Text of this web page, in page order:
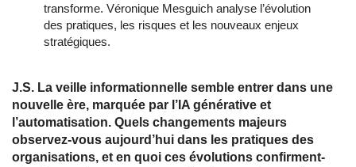
transforme. Véronique Mesguich analyse l’évolution
des pratiques, les risques et les nouveaux enjeux
stratégiques.
J.S. La veille informationnelle semble entrer dans une
nouvelle ère, marquée par l’IA générative et
l’automatisation. Quels changements majeurs
observez-vous aujourd’hui dans les pratiques des
organisations, et en quoi ces évolutions confirment-